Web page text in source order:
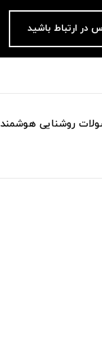
در ارتباط باشید
روشنایی هوشمند